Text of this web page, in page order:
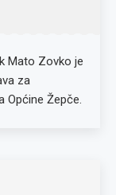
Mato Zovko je
za
Općine Žepče.